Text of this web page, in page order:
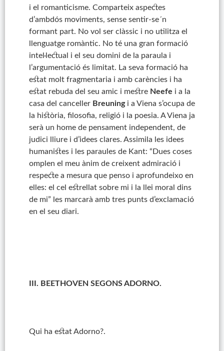
i el romanticisme. Comparteix aspectes
d’ambdós moviments, sense sentir-se´n
formant part. No vol ser clàssic i no utilitza el
llenguatge romàntic. No té una gran formació
intel·lectual i el seu domini de la paraula i
l’argumentació és limitat. La seva formació ha
estat molt fragmentaria i amb carències i ha
estat rebuda del seu amic i mestre Neefe i a la
casa del canceller Breuning i a Viena s’ocupa de
la història, filosofia, religió i la poesia. A Viena ja
serà un home de pensament independent, de
judici lliure i d’idees clares. Assimila les idees
humanistes i les paraules de Kant: “Dues coses
omplen el meu ànim de creixent admiració i
respecte a mesura que penso i aprofundeixo en
elles: el cel estrellat sobre mi i la llei moral dins
de mi” les marcarà amb tres punts d’exclamació
en el seu diari.
III. BEETHOVEN SEGONS ADORNO.
Qui ha estat Adorno?.